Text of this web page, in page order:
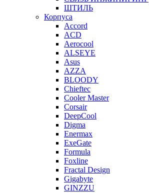
ШТИЛЬ
Корпуса
Accord
ACD
Aerocool
ALSEYE
Asus
AZZA
BLOODY
Chieftec
Cooler Master
Corsair
DeepCool
Digma
Enermax
ExeGate
Formula
Foxline
Fractal Design
Gigabyte
GINZZU